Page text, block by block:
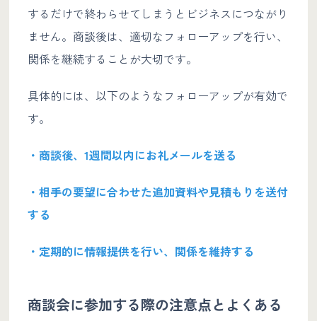
するだけで終わらせてしまうとビジネスにつながり
ません。商談後は、適切なフォローアップを行い、
関係を継続することが大切です。
具体的には、以下のようなフォローアップが有効で
す。
・商談後、1週間以内にお礼メールを送る
・相手の要望に合わせた追加資料や見積もりを送付
する
・定期的に情報提供を行い、関係を維持する
商談会に参加する際の注意点とよくある